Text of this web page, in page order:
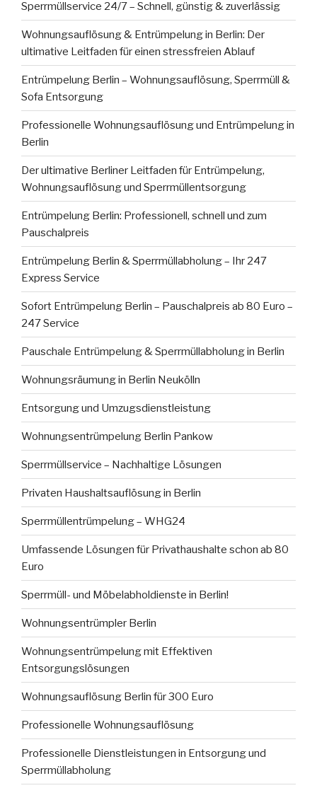
Sperrmüllservice 24/7 – Schnell, günstig & zuverlässig
Wohnungsauflösung & Entrümpelung in Berlin: Der
ultimative Leitfaden für einen stressfreien Ablauf
Entrümpelung Berlin – Wohnungsauflösung, Sperrmüll &
Sofa Entsorgung
Professionelle Wohnungsauflösung und Entrümpelung in
Berlin
Der ultimative Berliner Leitfaden für Entrümpelung,
Wohnungsauflösung und Sperrmüllentsorgung
Entrümpelung Berlin: Professionell, schnell und zum
Pauschalpreis
Entrümpelung Berlin & Sperrmüllabholung – Ihr 247
Express Service
Sofort Entrümpelung Berlin – Pauschalpreis ab 80 Euro –
247 Service
Pauschale Entrümpelung & Sperrmüllabholung in Berlin
Wohnungsräumung in Berlin Neukölln
Entsorgung und Umzugsdienstleistung
Wohnungsentrümpelung Berlin Pankow
Sperrmüllservice – Nachhaltige Lösungen
Privaten Haushaltsauflösung in Berlin
Sperrmüllentrümpelung – WHG24
Umfassende Lösungen für Privathaushalte schon ab 80
Euro
Sperrmüll- und Möbelabholdienste in Berlin!
Wohnungsentrümpler Berlin
Wohnungsentrümpelung mit Effektiven
Entsorgungslösungen
Wohnungsauflösung Berlin für 300 Euro
Professionelle Wohnungsauflösung
Professionelle Dienstleistungen in Entsorgung und
Sperrmüllabholung